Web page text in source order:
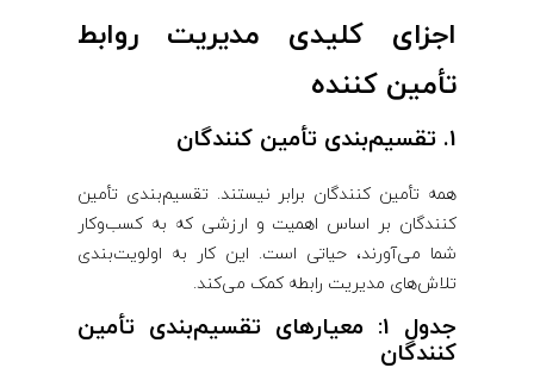
اجزای کلیدی مدیریت روابط
تأمین‌ کننده
1. تقسیم‌بندی تأمین ‌کنندگان
همه تأمین ‌کنندگان برابر نیستند. تقسیم‌بندی تأمین
‌کنندگان بر اساس اهمیت و ارزشی که به کسب‌وکار
شما می‌آورند، حیاتی است. این کار به اولویت‌بندی
تلاش‌های مدیریت رابطه کمک می‌کند.
جدول 1: معیارهای تقسیم‌بندی تأمین
‌کنندگان